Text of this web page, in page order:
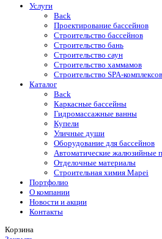
Услуги
Back
Проектирование бассейнов
Строительство бассейнов
Строительство бань
Строительство саун
Строительство хаммамов
Строительство SPA-комплексов
Каталог
Back
Каркасные бассейны
Гидромассажные ванны
Купели
Уличные души
Оборудование для бассейнов
Автоматические жалюзийные
Отделочные материалы
Строительная химия Mapei
Портфолио
O компании
Новости и акции
Контакты
Корзина